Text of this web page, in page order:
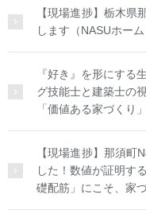
【現場進捗】栃木県
します（NASUホーム
『好き』を形にする
グ技能士と建築士の
「価値ある家づくり
【現場進捗】那須町
した！数値が証明す
礎配筋」にこそ、家